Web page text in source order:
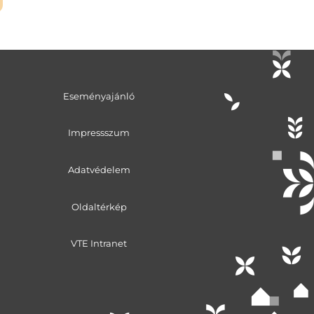
Eseményajánló
Impressszum
Adatvédelem
Oldaltérkép
VTE Intranet